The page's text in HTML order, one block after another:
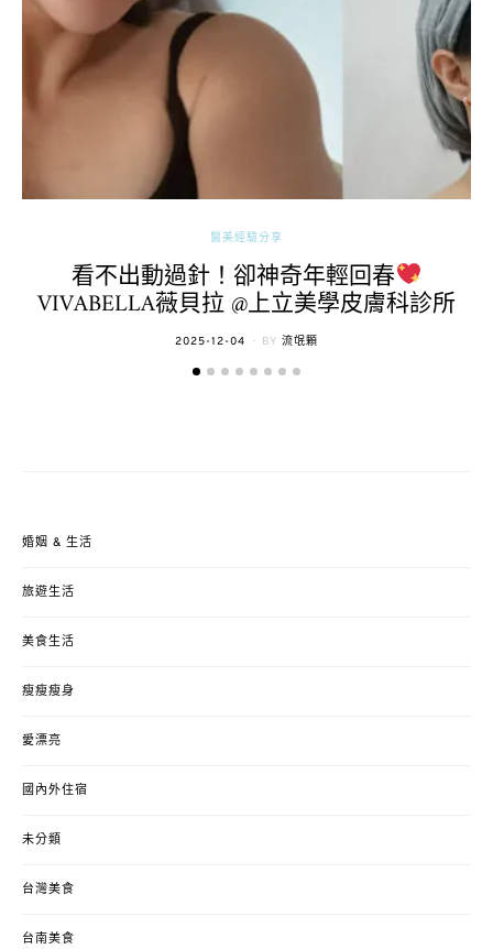
醫美經驗分享
看不出動過針！卻神奇年輕回春
VIVABELLA薇貝拉 @上立美學皮膚科診所
POSTED
2025-12-04 BY 流氓顆
婚姻 & 生活
旅遊生活
美食生活
瘦瘦瘦身
愛漂亮
國內外住宿
未分類
台灣美食
台南美食